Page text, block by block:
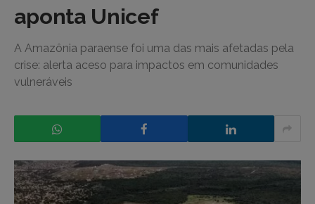
aponta Unicef
A Amazônia paraense foi uma das mais afetadas pela
crise: alerta aceso para impactos em comunidades
vulneráveis